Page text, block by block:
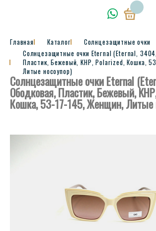
Главная Каталог
Солнцезащитные очки
Солнцезащитные очки Eternal (Eternal,
Пластик, Бежевый, KНР, Polarized, Кошка,
Литые носоупор)
Солнцезащитные очки Eternal
Ободковая, Пластик, Бежевый,
Кошка, 53-17-145, Женщин, Литые